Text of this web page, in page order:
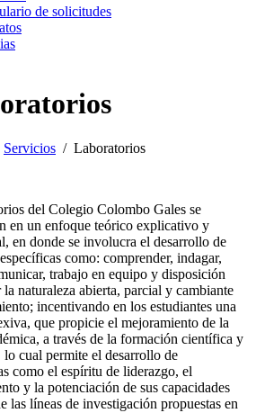
de solicitudes
Servicios Laboratorios
del Colegio Colombo Gales se
en un enfoque teórico explicativo y
en donde se involucra el desarrollo de
como: comprender, indagar,
trabajo en equipo y disposición
la naturaleza abierta, parcial y cambiante
incentivando en los estudiantes una
que propicie el mejoramiento de la
a través de la formación científica y
lo cual permite el desarrollo de
como el espíritu de liderazgo, el
y la potenciación de sus capacidades
las líneas de investigación propuestas en